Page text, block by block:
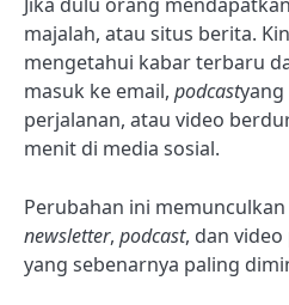
Jika dulu orang
majalah, atau situs berita.
mengetahui kabar terbaru
masuk ke email, podcast
perjalanan, atau video
menit di media sosial.
Perubahan ini
newsletter, podcast, dan
yang sebenarnya paling